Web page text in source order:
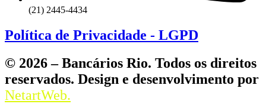
(21) 2445-4434
Política de Privacidade - LGPD
© 2026 – Bancários Rio. Todos os direitos
reservados. Design e desenvolvimento por
NetartWeb.